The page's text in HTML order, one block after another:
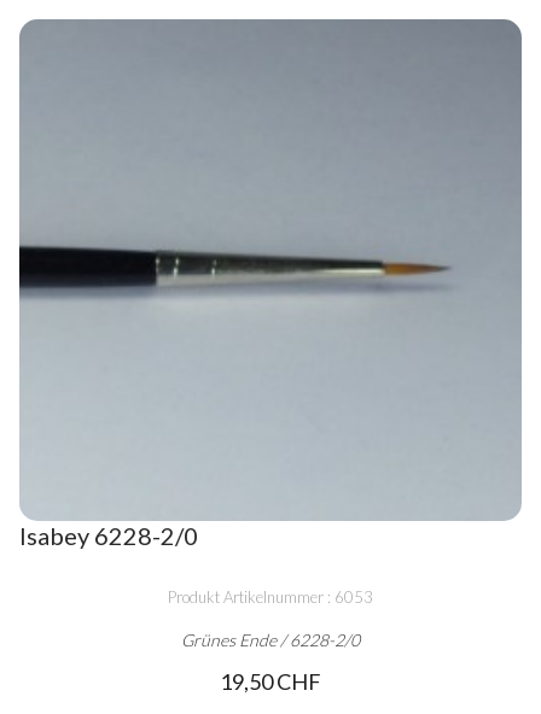
Isabey 6228-2/0
Produkt Artikelnummer : 6053
Grünes Ende / 6228-2/0
19,50 CHF